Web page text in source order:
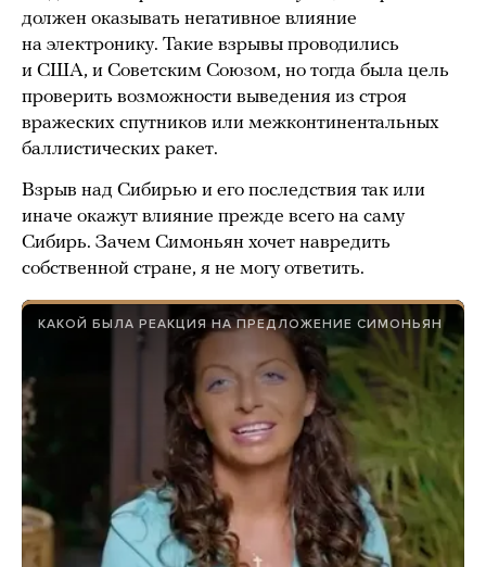
должен оказывать негативное влияние
на электронику. Такие взрывы проводились
и США, и Советским Союзом, но тогда была цель
проверить возможности выведения из строя
вражеских спутников или межконтинентальных
баллистических ракет.
Взрыв над Сибирью и его последствия так или
иначе окажут влияние прежде всего на саму
Сибирь. Зачем Симоньян хочет навредить
собственной стране, я не могу ответить.
КАКОЙ БЫЛА РЕАКЦИЯ НА ПРЕДЛОЖЕНИЕ СИМОНЬЯН